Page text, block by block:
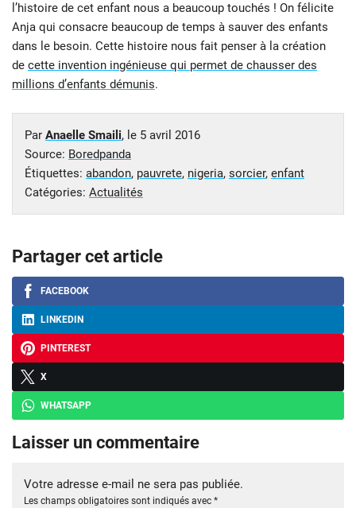
l’histoire de cet enfant nous a beaucoup touchés ! On félicite
Anja qui consacre beaucoup de temps à sauver des enfants
dans le besoin. Cette histoire nous fait penser à la création
de cette invention ingénieuse qui permet de chausser des
millions d’enfants démunis.
Par Anaelle Smaili, le 5 avril 2016
Source: Boredpanda
Étiquettes: abandon, pauvrete, nigeria, sorcier, enfant
Catégories: Actualités
Partager cet article
FACEBOOK
LINKEDIN
PINTEREST
X
WHATSAPP
Laisser un commentaire
Votre adresse e-mail ne sera pas publiée.
Les champs obligatoires sont indiqués avec *